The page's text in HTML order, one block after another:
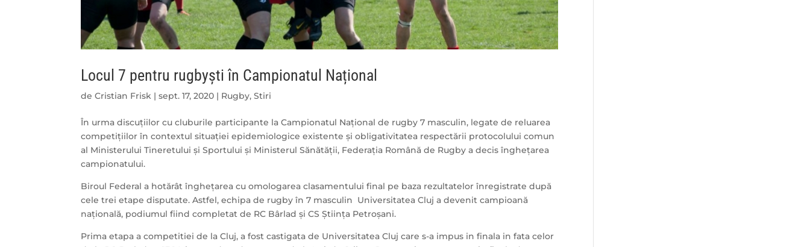
Locul 7 pentru rugbyști în Campionatul Național
deCristian Frisk |sept. 17, 2020 | Rugby,Stiri
În urma discuțiilor cu cluburile participante la Campionatul Național de rugby 7 masculin, legate de reluarea
competițiilor în contextul situației epidemiologice existente și obligativitatea respectării protocolului comun
al Ministerului Tineretului și Sportului și Ministerul Sănătății, Federația Română de Rugby a decis înghețarea
campionatului.
Biroul Federal a hotărât înghețarea cu omologarea clasamentului final pe baza rezultatelor înregistrate după
cele trei etape disputate. Astfel, echipa de rugby în 7 masculin Universitatea Cluj a devenit campioană
națională, podiumul fiind completat de RC Bârlad și CS Știința Petroșani.
Prima etapa a competitiei de la Cluj, a fost castigata de Universitatea Cluj care s-a impus in finala in fata celor